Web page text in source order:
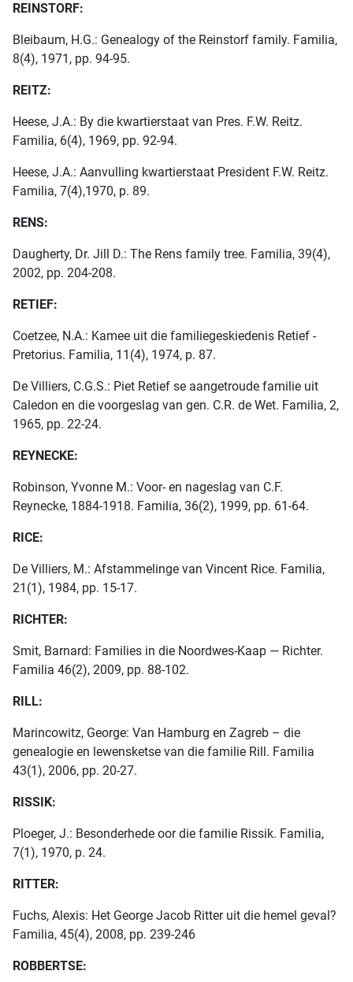
REINSTORF:
Bleibaum, H.G.: Genealogy of the Reinstorf family. Familia,
8(4), 1971, pp. 94-95.
REITZ:
Heese, J.A.: By die kwartierstaat van Pres. F.W. Reitz.
Familia, 6(4), 1969, pp. 92-94.
Heese, J.A.: Aanvulling kwartierstaat President F.W. Reitz.
Familia, 7(4),1970, p. 89.
RENS:
Daugherty, Dr. Jill D.: The Rens family tree. Familia, 39(4),
2002, pp. 204-208.
RETIEF:
Coetzee, N.A.: Kamee uit die familiegeskiedenis Retief -
Pretorius. Familia, 11(4), 1974, p. 87.
De Villiers, C.G.S.: Piet Retief se aangetroude familie uit
Caledon en die voorgeslag van gen. C.R. de Wet. Familia, 2,
1965, pp. 22-24.
REYNECKE:
Robinson, Yvonne M.: Voor- en nageslag van C.F.
Reynecke, 1884-1918. Familia, 36(2), 1999, pp. 61-64.
RICE:
De Villiers, M.: Afstammelinge van Vincent Rice. Familia,
21(1), 1984, pp. 15-17.
RICHTER:
Smit, Barnard: Families in die Noordwes-Kaap — Richter.
Familia 46(2), 2009, pp. 88-102.
RILL:
Marincowitz, George: Van Hamburg en Zagreb – die
genealogie en lewensketse van die familie Rill. Familia
43(1), 2006, pp. 20-27.
RISSIK:
Ploeger, J.: Besonderhede oor die familie Rissik. Familia,
7(1), 1970, p. 24.
RITTER:
Fuchs, Alexis: Het George Jacob Ritter uit die hemel geval?
Familia, 45(4), 2008, pp. 239-246
ROBBERTSE: